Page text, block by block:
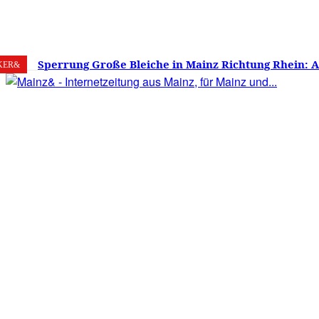
7. August 2026 22.6 Mainz
Sperrung Große Bleiche in Mainz Richtung Rhein:
verwirrt, Mainzer stinksauer – Haben die Mainzer